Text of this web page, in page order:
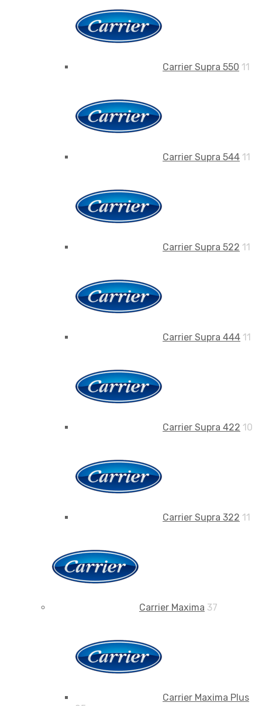
Carrier Supra 550 11
Carrier Supra 544 11
Carrier Supra 522 11
Carrier Supra 444 11
Carrier Supra 422 10
Carrier Supra 322 11
Carrier Maxima 37
Carrier Maxima Plus